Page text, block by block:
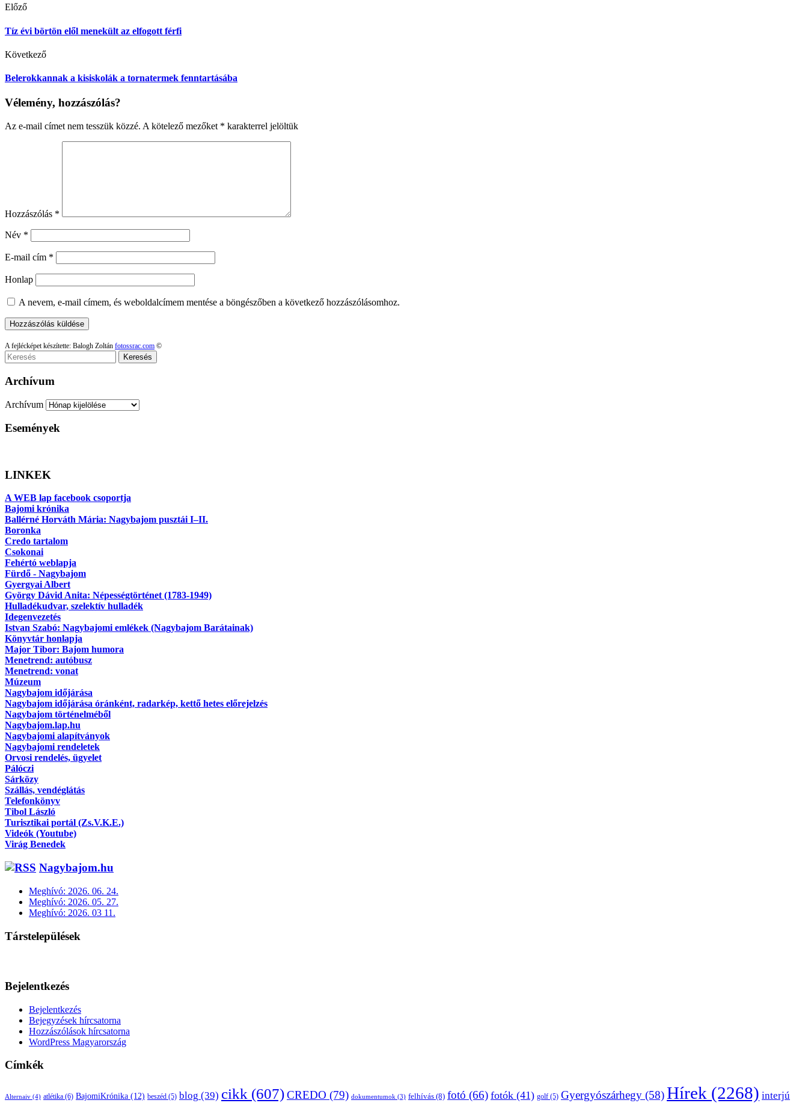
Előző
Tíz évi börtön elől menekült az elfogott férfi
Következő
Belerokkannak a kisiskolák a tornatermek fenntartásába
Vélemény, hozzászólás?
Az e-mail címet nem tesszük közzé. A kötelező mezőket * karakterrel jelöltük
Hozzászólás *
Név *
E-mail cím *
Honlap
A nevem, e-mail címem, és weboldalcímem mentése a böngészőben a következő hozzászólásomhoz.
A fejlécképet készítette: Balogh Zoltán fotossrac.com ©
Keresés
Archívum
Archívum
Események
LINKEK
A WEB lap facebook csoportja
Bajomi krónika
Ballérné Horváth Mária: Nagybajom pusztái I–II.
Boronka
Credo tartalom
Csokonai
Fehértó weblapja
Fürdő - Nagybajom
Gyergyai Albert
György Dávid Anita: Népességtörténet (1783-1949)
Hulladékudvar, szelektív hulladék
Idegenvezetés
Istvan Szabó: Nagybajomi emlékek (Nagybajom Barátainak)
Könyvtár honlapja
Major Tibor: Bajom humora
Menetrend: autóbusz
Menetrend: vonat
Múzeum
Nagybajom időjárása
Nagybajom időjárása óránként, radarkép, kettő hetes előrejelzés
Nagybajom történelméből
Nagybajom.lap.hu
Nagybajomi alapítványok
Nagybajomi rendeletek
Orvosi rendelés, ügyelet
Pálóczi
Sárközy
Szállás, vendéglátás
Telefonkönyv
Tibol László
Turisztikai portál (Zs.V.K.E.)
Videók (Youtube)
Virág Benedek
Nagybajom.hu
Meghívó: 2026. 06. 24.
Meghívó: 2026. 05. 27.
Meghívó: 2026. 03 11.
Társtelepülések
Bejelentkezés
Bejelentkezés
Bejegyzések hírcsatorna
Hozzászólások hírcsatorna
WordPress Magyarország
Címkék
Alternaiv (4) atlétika (6) BajomiKrónika (12) beszéd (5) blog (39) cikk (607)CREDO (79) dokumentumok (3) felhívás (8) fotó (66) fotók (41) golf (5) Gyergyószárhegy (58)Hírek (2268) interjú